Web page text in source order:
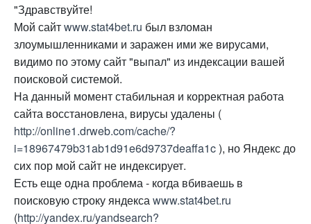
"Здравствуйте!
Мой сайтwww.stat4bet.ru был взломан
злоумышленниками и заражен ими же вирусами,
видимо по этому сайт "выпал" из индексации вашей
поисковой системой.
На данный момент стабильная и корректная работа
сайта восстановлена, вирусы удалены (
http://online1.drweb.com/cache/?
i=18967479b31ab1d91e6d9737deaffa1c), но Яндекс до
сих пор мой сайт не индексирует.
Есть еще одна проблема - когда вбиваешь в
поисковую строку яндекса www.stat4bet.ru
(http://yandex.ru/yandsearch?